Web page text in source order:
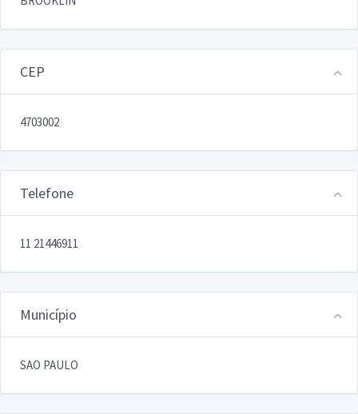
CEP
4703002
Telefone
11 21446911
Município
SAO PAULO